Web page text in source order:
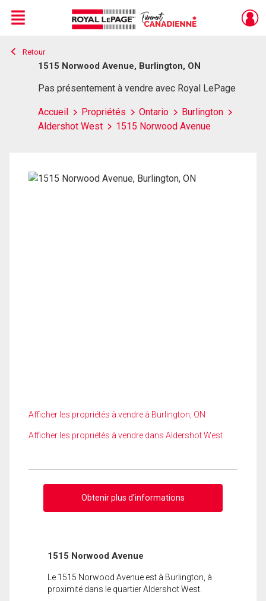
Live
En Direct
Menu
Retour
1515 Norwood Avenue, Burlington, ON
Pas présentement à vendre avec Royal LePage
Accueil Propriétés Ontario
Burlington
Aldershot West
1515 Norwood Avenue
Afficher les propriétés à vendre à Burlington, ON
Afficher les propriétés à vendre dans Aldershot West
Obtenir plus d'informations
1515 Norwood Avenue
Le 1515 Norwood Avenue est à Burlington, à
proximité dans le quartier Aldershot West.